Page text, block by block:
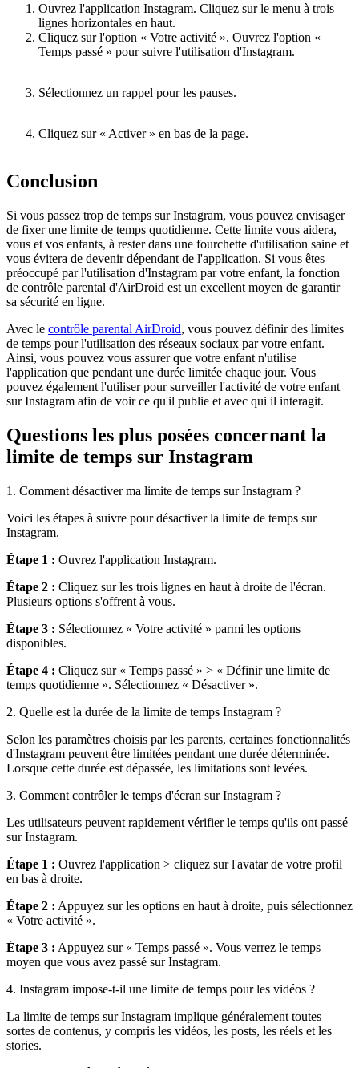
Ouvrez l'application Instagram. Cliquez sur le menu à trois
lignes horizontales en haut.
Cliquez sur l'option « Votre activité ». Ouvrez l'option «
Temps passé » pour suivre l'utilisation d'Instagram.
Sélectionnez un rappel pour les pauses.
Cliquez sur « Activer » en bas de la page.
Conclusion
Si vous passez trop de temps sur Instagram, vous pouvez envisager
de fixer une limite de temps quotidienne. Cette limite vous aidera,
vous et vos enfants, à rester dans une fourchette d'utilisation saine et
vous évitera de devenir dépendant de l'application. Si vous êtes
préoccupé par l'utilisation d'Instagram par votre enfant, la fonction
de contrôle parental d'AirDroid est un excellent moyen de garantir
sa sécurité en ligne.
Avec le contrôle parental AirDroid, vous pouvez définir des limites
de temps pour l'utilisation des réseaux sociaux par votre enfant.
Ainsi, vous pouvez vous assurer que votre enfant n'utilise
l'application que pendant une durée limitée chaque jour. Vous
pouvez également l'utiliser pour surveiller l'activité de votre enfant
sur Instagram afin de voir ce qu'il publie et avec qui il interagit.
Questions les plus posées concernant la
limite de temps sur Instagram
1. Comment désactiver ma limite de temps sur Instagram ?
Voici les étapes à suivre pour désactiver la limite de temps sur
Instagram.
Étape 1 : Ouvrez l'application Instagram.
Étape 2 : Cliquez sur les trois lignes en haut à droite de l'écran.
Plusieurs options s'offrent à vous.
Étape 3 : Sélectionnez « Votre activité » parmi les options
disponibles.
Étape 4 : Cliquez sur « Temps passé » > « Définir une limite de
temps quotidienne ». Sélectionnez « Désactiver ».
2. Quelle est la durée de la limite de temps Instagram ?
Selon les paramètres choisis par les parents, certaines fonctionnalités
d'Instagram peuvent être limitées pendant une durée déterminée.
Lorsque cette durée est dépassée, les limitations sont levées.
3. Comment contrôler le temps d'écran sur Instagram ?
Les utilisateurs peuvent rapidement vérifier le temps qu'ils ont passé
sur Instagram.
Étape 1 : Ouvrez l'application > cliquez sur l'avatar de votre profil
en bas à droite.
Étape 2 : Appuyez sur les options en haut à droite, puis sélectionnez
« Votre activité ».
Étape 3 : Appuyez sur « Temps passé ». Vous verrez le temps
moyen que vous avez passé sur Instagram.
4. Instagram impose-t-il une limite de temps pour les vidéos ?
La limite de temps sur Instagram implique généralement toutes
sortes de contenus, y compris les vidéos, les posts, les réels et les
stories.